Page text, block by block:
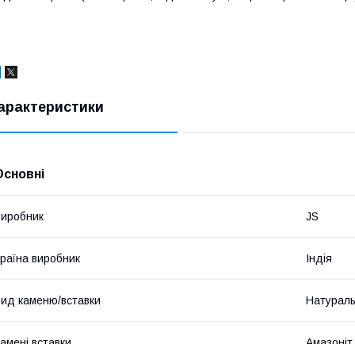
JS
виробник Індія
каменю/вставки